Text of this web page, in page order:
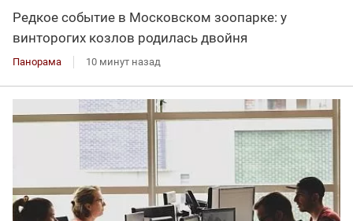
Редкое событие в Московском зоопарке: у
винторогих козлов родилась двойня
Панорама 10 минут назад